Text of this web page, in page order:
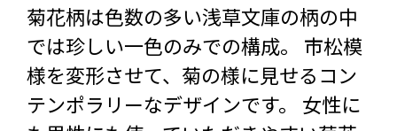
菊花柄は色数の多い浅草文庫の柄の中
では珍しい一色のみでの構成。 市松模
様を変形させて、菊の様に見せるコン
テンポラリーなデザインです。 女性に